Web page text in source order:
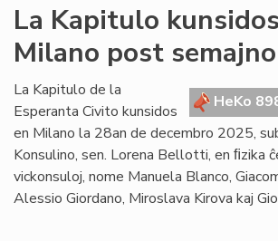
La Kapitulo
Milano post semajno
HeKo
La Kapitulo de la
Esperanta Civito kunsidos
en Milano la 28an de decembro 2025,
Konsulino, sen. Lorena Bellotti, en ﬁzika
vickonsuloj, nome Manuela Blanco,
Alessio Giordano, Miroslava Kirova kaj